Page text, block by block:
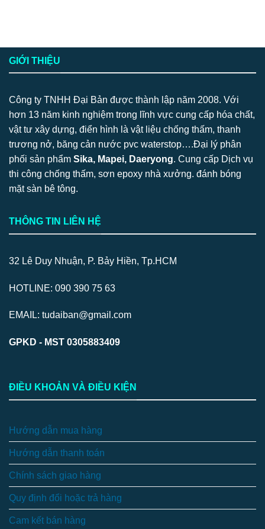
GIỚI THIỆU
Công ty TNHH Đại Bản được thành lập năm 2008. Với
hơn 13 năm kinh nghiệm trong lĩnh vực cung cấp hóa chất,
vật tư xây dựng, điển hình là vật liệu chống thấm, thanh
trương nở, băng cản nước pvc waterstop….Đại lý phân
phối sản phẩm Sika, Mapei, Daeryong. Cung cấp Dịch vụ
thi công chống thấm, sơn epoxy nhà xưởng. đánh bóng
mặt sàn bê tông.
THÔNG TIN LIÊN HỆ
32 Lê Duy Nhuận, P. Bảy Hiền, Tp.HCM
HOTLINE: 090 390 75 63
EMAIL: tudaiban@gmail.com
GPKD - MST 0305883409
ĐIỀU KHOẢN VÀ ĐIỀU KIỆN
Hướng dẫn mua hàng
Hướng dẫn thanh toán
Chính sách giao hàng
Quy định đổi hoặc trả hàng
Cam kết bán hàng